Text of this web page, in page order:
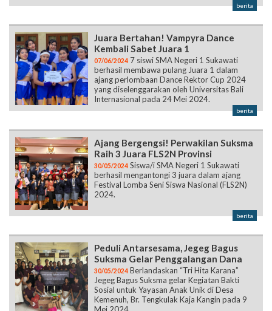
berita
Juara Bertahan! Vampyra Dance
Kembali Sabet Juara 1
07/06/2024 7 siswi SMA Negeri 1 Sukawati
berhasil membawa pulang Juara 1 dalam
ajang perlombaan Dance Rektor Cup 2024
yang diselenggarakan oleh Universitas Bali
Internasional pada 24 Mei 2024.
berita
Ajang Bergengsi! Perwakilan Suksma
Raih 3 Juara FLS2N Provinsi
30/05/2024 Siswa/i SMA Negeri 1 Sukawati
berhasil mengantongi 3 juara dalam ajang
Festival Lomba Seni Siswa Nasional (FLS2N)
2024.
berita
Peduli Antarsesama, Jegeg Bagus
Suksma Gelar Penggalangan Dana
30/05/2024 Berlandaskan “Tri Hita Karana”
Jegeg Bagus Suksma gelar Kegiatan Bakti
Sosial untuk Yayasan Anak Unik di Desa
Kemenuh, Br. Tengkulak Kaja Kangin pada 9